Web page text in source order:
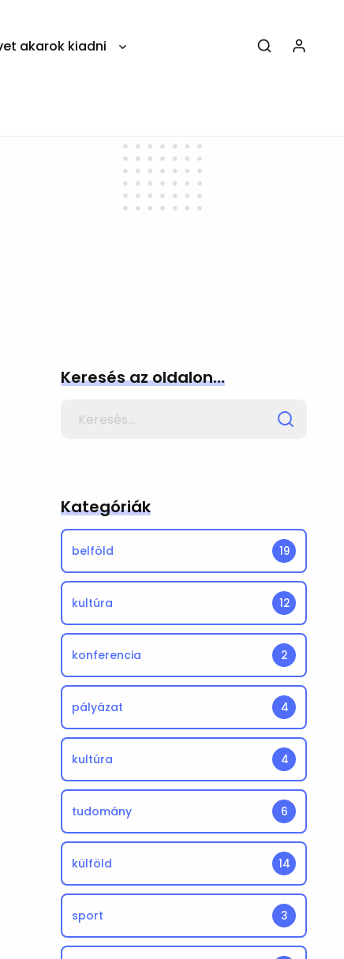
akarok kiadni
Keresés az oldalon…
Kategóriák
belföld 19
kultúra 12
konferencia 2
pályázat 4
kultúra 4
tudomány 6
külföld 14
sport 3